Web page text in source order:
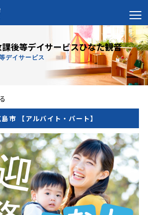
後等デイサービスひなた観音
デイサービス
市 【アルバイト・パート】